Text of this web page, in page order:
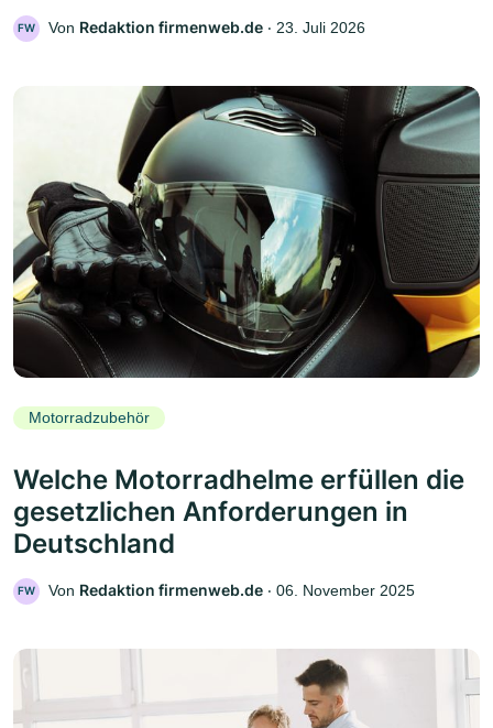
FW Von Redaktion firmenweb.de ‧ 23. Juli 2026
Motorradzubehör
Welche Motorradhelme erfüllen die
gesetzlichen Anforderungen in
Deutschland
FW Von Redaktion firmenweb.de ‧ 06. November 2025